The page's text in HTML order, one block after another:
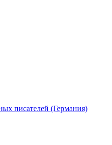
писателей (Германия)